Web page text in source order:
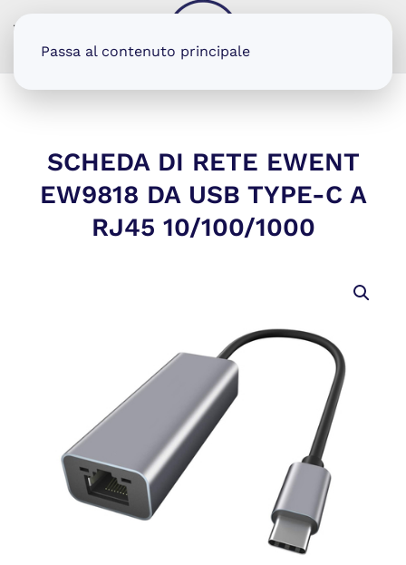
Passa al contenuto principale
SCHEDA DI RETE EWENT
EW9818 DA USB TYPE-C A
RJ45 10/100/1000